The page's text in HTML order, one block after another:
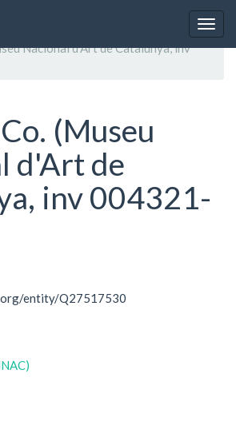
Nacional d'Art de Catalunya, inv
(Museu
d'Art de
inv 004321-
entity/Q27517530